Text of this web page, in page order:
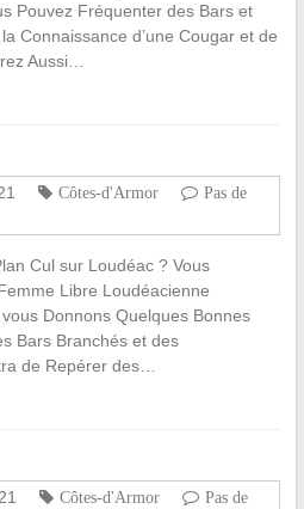
Pouvez Fréquenter des Bars et
Connaissance d’une Cougar et de
Aussi…
Côtes-d'Armor
Pas de
Cul sur Loudéac ? Vous
Libre Loudéacienne
Donnons Quelques Bonnes
Bars Branchés et des
de Repérer des…
Côtes-d'Armor
Pas de